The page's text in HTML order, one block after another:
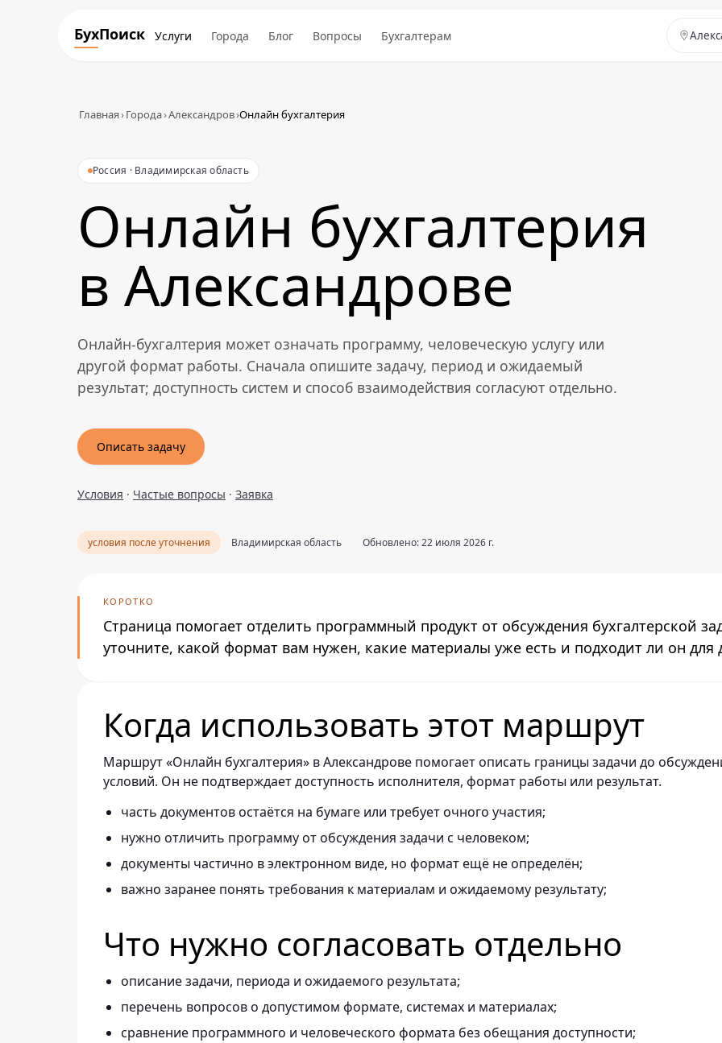
БухПоиск Услуги Города Блог Вопросы Бухгалтерам
Главная›Города›Александров›Онлайн бухгалтерия
Россия · Владимирская область
Онлайн бухгалтерия
в Александрове
Онлайн-бухгалтерия может означать программу, человеческую услугу или
другой формат работы. Сначала опишите задачу, период и ожидаемый
результат; доступность систем и способ взаимодействия согласуют отдельно.
Описать задачу
Условия · Частые вопросы · Заявка
условия после уточнения Владимирская область Обновлено: 22 июля 2026 г.
КОРОТКО
Страница помогает отделить программный продукт от обсуждения бухгалтерской
уточните, какой формат вам нужен, какие материалы уже есть и подходит ли он для
Когда использовать этот маршрут
Маршрут «Онлайн бухгалтерия» в Александрове помогает описать границы задачи до
условий. Он не подтверждает доступность исполнителя, формат работы или результат.
часть документов остаётся на бумаге или требует очного участия;
нужно отличить программу от обсуждения задачи с человеком;
документы частично в электронном виде, но формат ещё не определён;
важно заранее понять требования к материалам и ожидаемому результату;
Что нужно согласовать отдельно
описание задачи, периода и ожидаемого результата;
перечень вопросов о допустимом формате, системах и материалах;
сравнение программного и человеческого формата без обещания доступности;